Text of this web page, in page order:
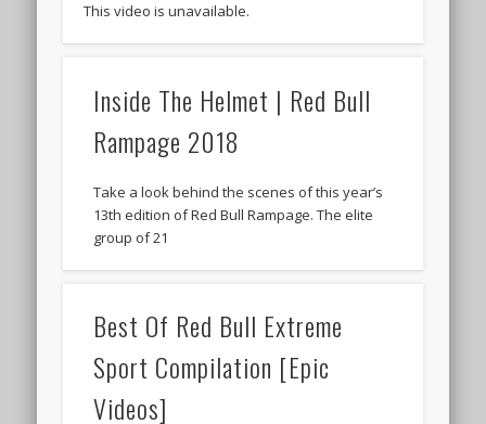
This video is unavailable.
Inside The Helmet | Red Bull
Rampage 2018
Take a look behind the scenes of this year’s
13th edition of Red Bull Rampage. The elite
group of 21
Best Of Red Bull Extreme
Sport Compilation [Epic
Videos]